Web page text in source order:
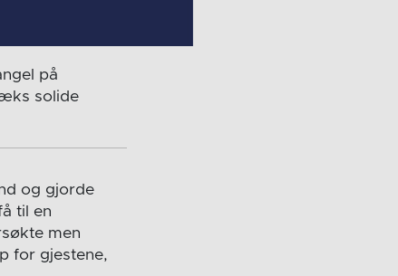
på
solide
og gjorde
til en
men
for gjestene,